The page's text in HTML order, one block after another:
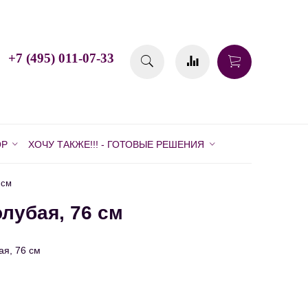
+7 (495) 011-07-33
ХОЧУ ТАКЖЕ!!! - ГОТОВЫЕ РЕШЕНИЯ
76 см
76 см